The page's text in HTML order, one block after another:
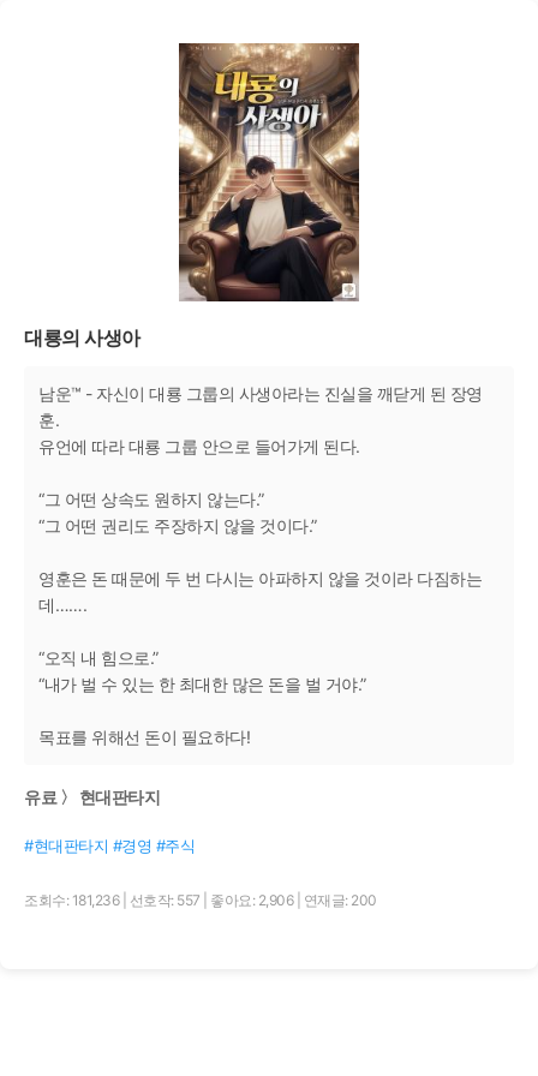
대룡의 사생아
남운™ - 자신이 대룡 그룹의 사생아라는 진실을 깨닫게 된 장영
훈.
유언에 따라 대룡 그룹 안으로 들어가게 된다.
“그 어떤 상속도 원하지 않는다.”
“그 어떤 권리도 주장하지 않을 것이다.”
영훈은 돈 때문에 두 번 다시는 아파하지 않을 것이라 다짐하는
데…….
“오직 내 힘으로.”
“내가 벌 수 있는 한 최대한 많은 돈을 벌 거야.”
목표를 위해선 돈이 필요하다!
유료 〉 현대판타지
#현대판타지 #경영 #주식
조회수: 181,236 선호작: 557 좋아요: 2,906 연재글: 200